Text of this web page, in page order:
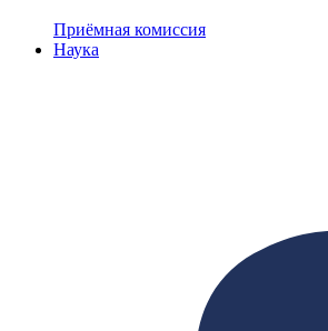
Приёмная комиссия
Наука